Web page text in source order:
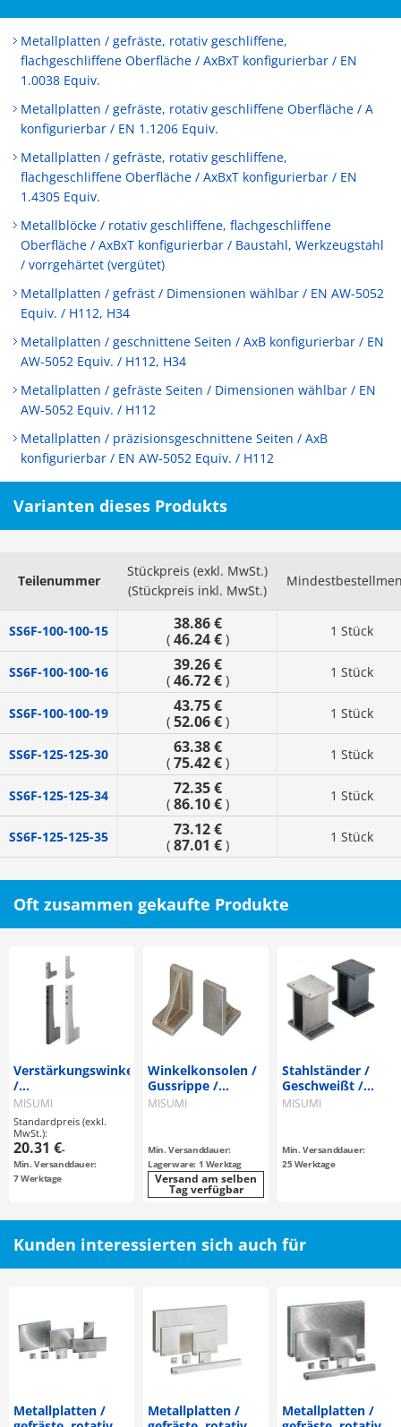
Metallplatten / gefräste, rotativ geschliffene,
flachgeschliffene Oberfläche / AxBxT konfigurierbar / EN
1.0038 Equiv.
Metallplatten / gefräste, rotativ geschliffene Oberfläche / A
konfigurierbar / EN 1.1206 Equiv.
Metallplatten / gefräste, rotativ geschliffene,
flachgeschliffene Oberfläche / AxBxT konfigurierbar / EN
1.4305 Equiv.
Metallblöcke / rotativ geschliffene, flachgeschliffene
Oberfläche / AxBxT konfigurierbar / Baustahl, Werkzeugstahl
/ vorrgehärtet (vergütet)
Metallplatten / gefräst / Dimensionen wählbar / EN AW-5052
Equiv. / H112, H34
Metallplatten / geschnittene Seiten / AxB konfigurierbar / EN
AW-5052 Equiv. / H112, H34
Metallplatten / gefräste Seiten / Dimensionen wählbar / EN
AW-5052 Equiv. / H112
Metallplatten / präzisionsgeschnittene Seiten / AxB
konfigurierbar / EN AW-5052 Equiv. / H112
Varianten dieses Produkts
Teilenummer
Stückpreis (exkl. MwSt.)
(Stückpreis inkl. MwSt.)
SS6F-100-100-15 38.86 €
( 46.24 €) 1 Stück
SS6F-100-100-16 39.26 €
( 46.72 €) 1 Stück
SS6F-100-100-19 43.75 €
( 52.06 €) 1 Stück
SS6F-125-125-30 63.38 €
( 75.42 €) 1 Stück
SS6F-125-125-34 72.35 €
( 86.10 €) 1 Stück
SS6F-125-125-35 73.12 €
( 87.01 €) 1 Stück
Oft zusammen gekaufte Produkte
Verstärkungswinkel
/
Durchgangsbohrungen
/ Rechtwinkligkeit
0.05 / 100mm
MISUMI
Standardpreis (exkl.
MwSt.):
20.31 €-
Min. Versanddauer:
7 Werktage
Winkelkonsolen /
Gussrippe /
unbearbeitet,
/ Gusseisen /
Behandlung
wählbar
MISUMI
Min. Versanddauer:
Lagerware: 1 Werktag
Versand am selben
Tag verfügbar
Stahlständer /
Geschweißt /
MISUMI
Min. Versanddauer:
25 Werktage
Kunden interessierten sich auch für
Metallplatten /
Metallplatten /
Metallplatten /